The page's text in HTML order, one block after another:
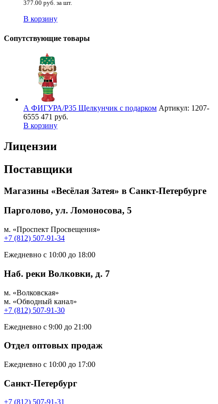
377.00 руб. за шт.
В корзину
Сопутствующие товары
А ФИГУРА/P35 Щелкунчик с подарком Артикул: 1207-
6555 471 руб.
В корзину
Лицензии
Поставщики
Магазины «Весёлая Затея» в Санкт-Петербурге
Парголово, ул. Ломоносова, 5
м. «Проспект Просвещения»
+7 (812) 507-91-34
Ежедневно с 10:00 до 18:00
Наб. реки Волковки, д. 7
м. «Волковская»
м. «Обводный канал»
+7 (812) 507-91-30
Ежедневно с 9:00 до 21:00
Отдел оптовых продаж
Ежедневно с 10:00 до 17:00
Санкт-Петербург
+7 (812) 507-91-31